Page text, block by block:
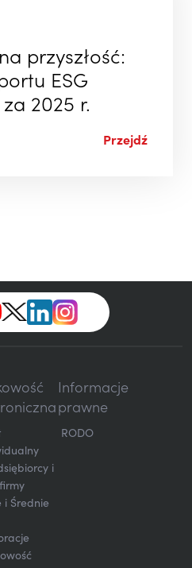
przyszłość:
ESG
2025 r.
Przejdź
i
i Średnie
Informacje
prawne
RODO